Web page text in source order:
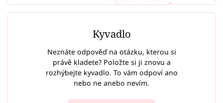
Kyvadlo
Neznáte odpověď na otázku, kterou si
právě kladete? Položte si ji znovu a
rozhýbejte kyvadlo. To vám odpoví ano
nebo ne anebo nevím.